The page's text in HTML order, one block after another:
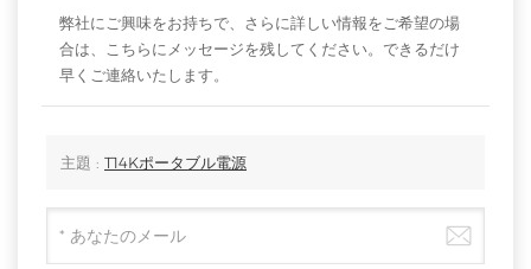
弊社にご興味をお持ちで、さらに詳しい情報をご希望の場
合は、こちらにメッセージを残してください。できるだけ
早くご連絡いたします。
主題 : T14Kポータブル電源